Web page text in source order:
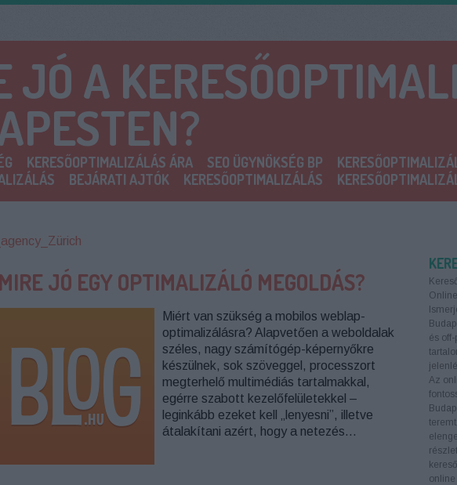
JÓ A
KERESŐOPTIMALIZÁLÁS ÁRA SEO ÜGYNÖKSÉG BP
BEJÁRATI AJTÓK KERESŐOPTIMALIZÁLÁS
MIRE JÓ EGY OPTIMALIZÁLÓ MEGOLDÁS?
Miért van szükség a mobilos weblap-
optimalizálásra? Alapvetően a weboldalak
széles, nagy számítógép-képernyőkre
készülnek, sok szöveggel, processzort
megterhelő multimédiás tartalmakkal,
egérre szabott kezelőfelületekkel –
leginkább ezeket kell „lenyesni”, illetve
átalakítani azért, hogy a netezés…
és
Az